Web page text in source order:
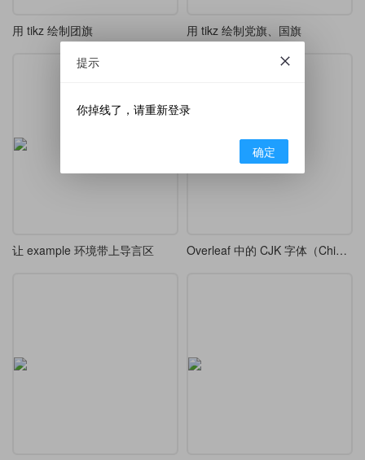
用 tikz 绘制团旗 用 tikz 绘制党旗、国旗
让 example 环境带上导言区 Overleaf 中的 CJK 字体（Chinese 部分）展示
提示
你掉线了，请重新登录
确定